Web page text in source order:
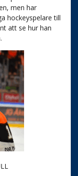
men har
hockeyspelare till
att se hur han